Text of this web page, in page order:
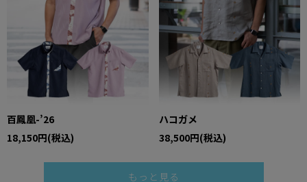
百鳳凰-’26
18,150円(税込)
ハコガメ
38,500円(税込)
もっと見る